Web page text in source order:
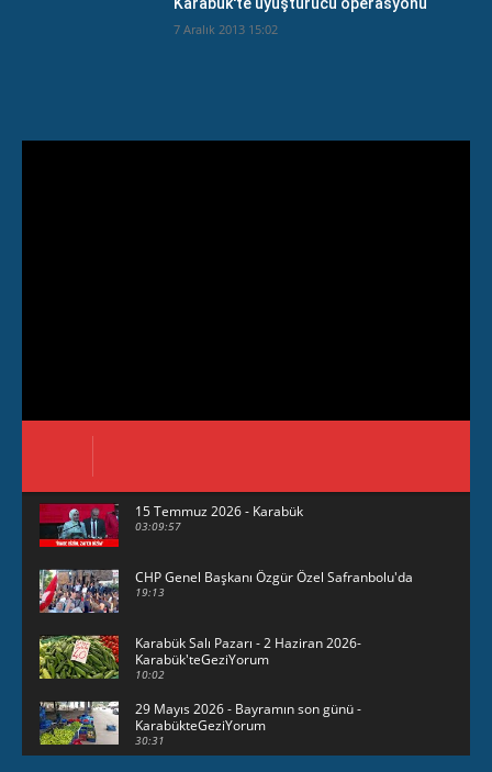
7 Aralık 2013 15:02
15 Temmuz 2026 - Karabük
03:09:57
CHP Genel Başkanı Özgür Özel Safranbolu'da
19:13
Karabük Salı Pazarı - 2 Haziran 2026-
Karabük'teGeziYorum
10:02
29 Mayıs 2026 - Bayramın son günü -
KarabükteGeziYorum
30:31